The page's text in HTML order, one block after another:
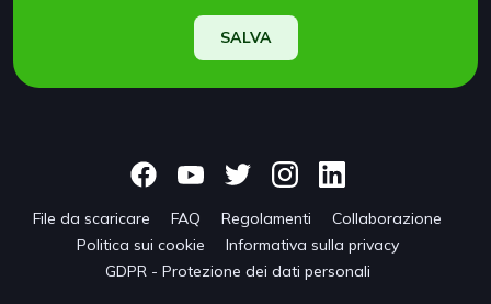
SALVA
File da scaricare FAQ Regolamenti
Collaborazione
Politica sui cookie
Informativa sulla privacy
GDPR - Protezione dei dati personali